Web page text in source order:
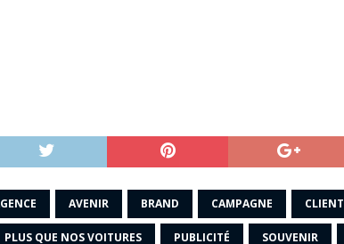
AVENIR BRAND CAMPAGNE CLIENT
PLUS QUE NOS VOITURES PUBLICITÉ SOUVENIR